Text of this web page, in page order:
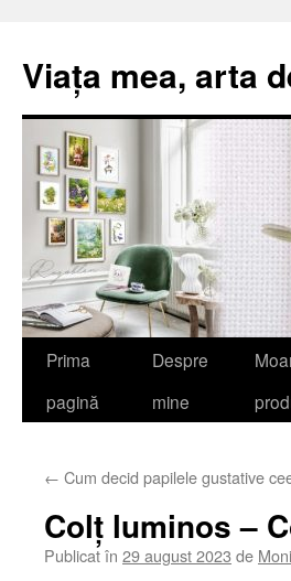
Viața mea, arta
Sari
Prima
pagină
Despre
mine
← Cum decid papilele gustative
Colț luminos –
Publicat în 29 august 2023 de